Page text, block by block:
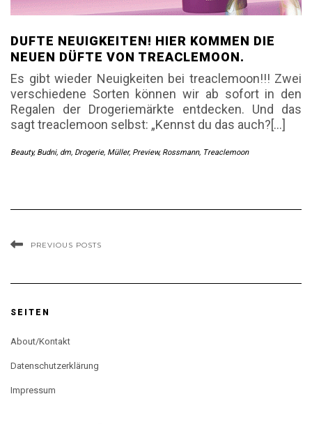
DUFTE NEUIGKEITEN! HIER KOMMEN DIE
NEUEN DÜFTE VON TREACLEMOON.
Es gibt wieder Neuigkeiten bei treaclemoon!!! Zwei
verschiedene Sorten können wir ab sofort in den
Regalen der Drogeriemärkte entdecken. Und das
sagt treaclemoon selbst: „Kennst du das auch?[…]
Beauty, Budni, dm, Drogerie, Müller, Preview, Rossmann, Treaclemoon
PREVIOUS POSTS
SEITEN
About/Kontakt
Datenschutzerklärung
Impressum